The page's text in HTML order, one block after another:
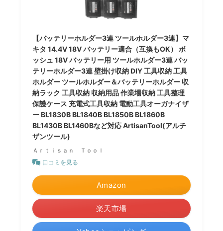
【バッテリーホルダー3連 ツールホルダー3連】マ
キタ 14.4V 18V バッテリー適合（互換もOK） ボ
ッシュ 18V バッテリー用 ツールホルダー3連 バッ
テリーホルダー3連 壁掛け収納 DIY 工具収納 工具
ホルダー ツールホルダー＆バッテリーホルダー 収
納ラック 工具収納 収納用品 作業場収納 工具整理
保護ケース 充電式工具収納 電動工具オーガナイザ
ー BL1830B BL1840B BL1850B BL1860B
BL1430B BL1460Bなど対応 ArtisanTool(アルチ
ザンツール)
Ａｒｔｉｓａｎ Ｔｏｏｌ
口コミを見る
Amazon
楽天市場